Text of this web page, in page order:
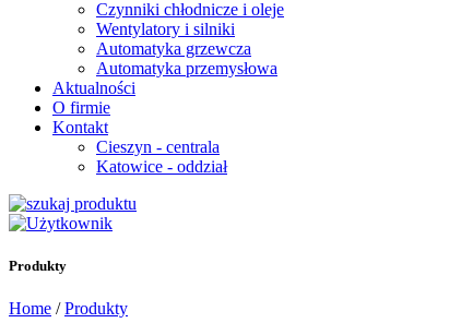
Czynniki chłodnicze i oleje
Wentylatory i silniki
Automatyka grzewcza
Automatyka przemysłowa
Aktualności
O firmie
Kontakt
Cieszyn - centrala
Katowice - oddział
Produkty
Home /Produkty